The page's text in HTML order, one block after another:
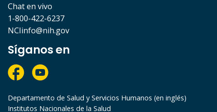
Chat en vivo
1-800-422-6237
NCIinfo@nih.gov
Síganos en
Departamento de Salud y Servicios Humanos (en inglés)
Institutos Nacionales de la Salud